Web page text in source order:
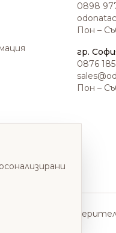
0898
Пон –
гр.
0876
Пон –
Политика за